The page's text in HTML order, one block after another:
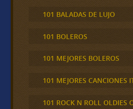
101 BALADAS DE LUJO
101 BOLEROS
101 MEJORES BOLEROS
101 MEJORES CANCIONES
101 ROCK N ROLL OLDIES